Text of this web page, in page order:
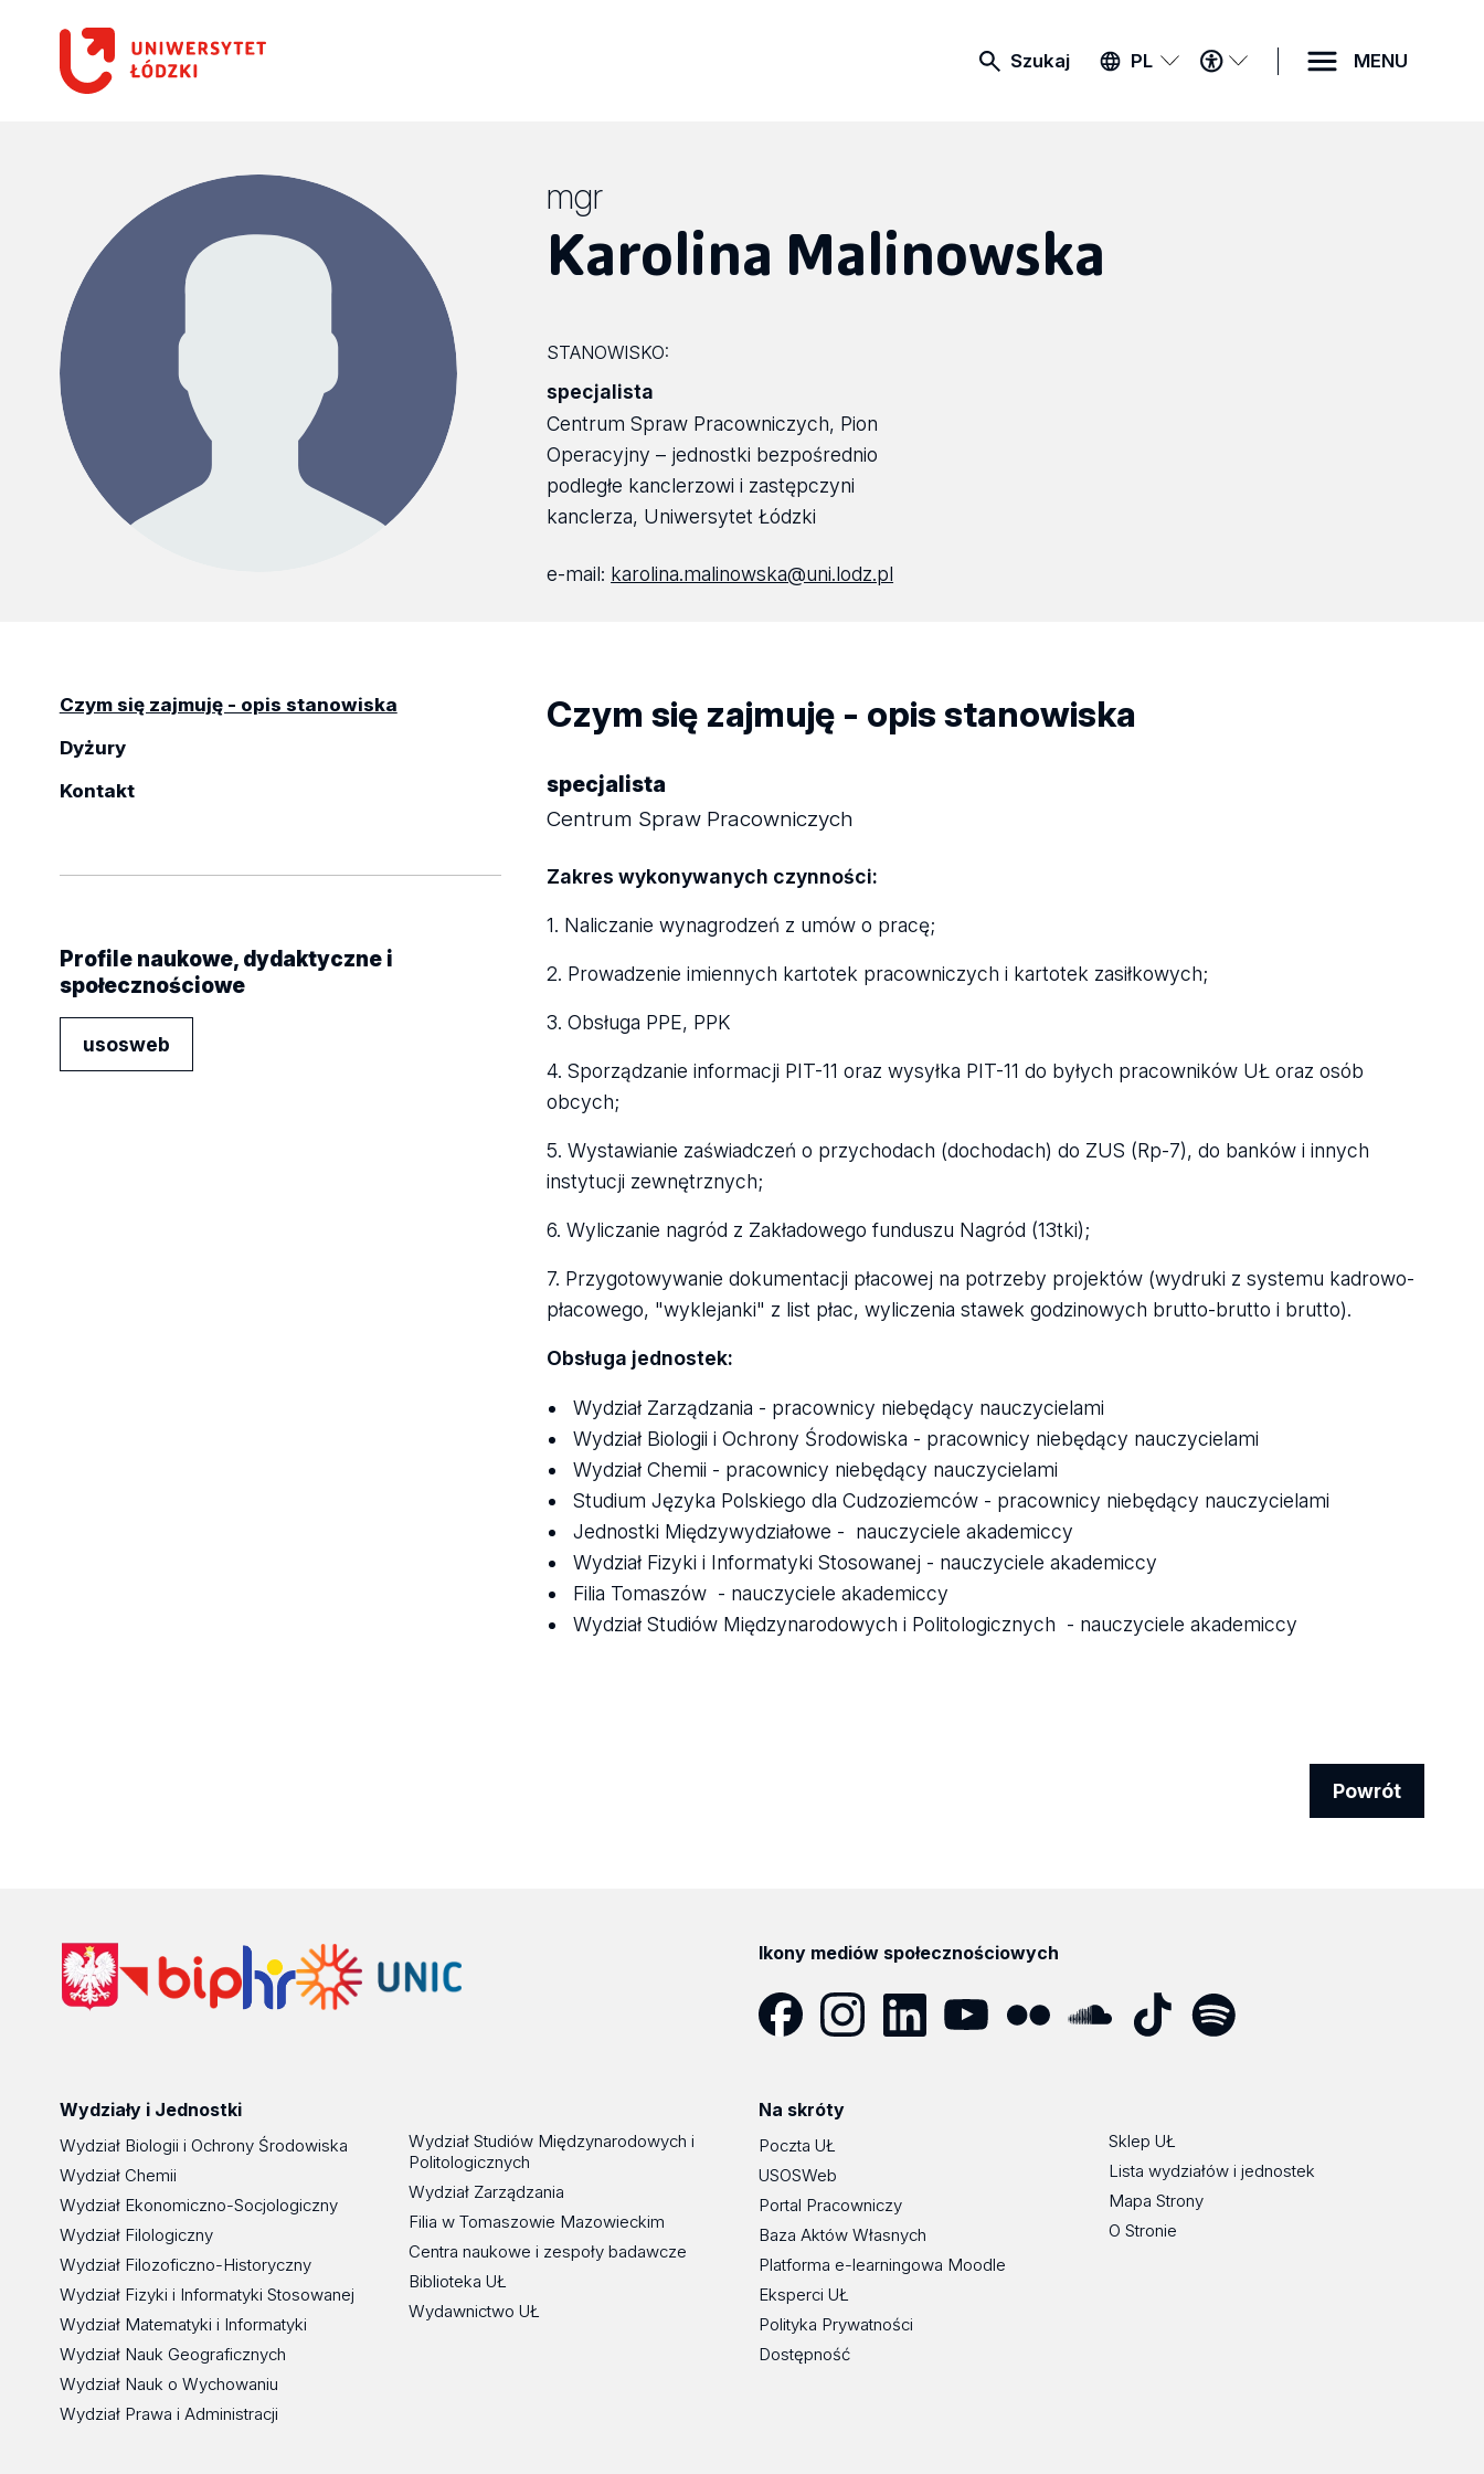
Szukaj PL
MENU
DOSTĘPNOŚCI
MENU
mgr
Karolina Malinowska
STANOWISKO:
specjalista
Centrum Spraw Pracowniczych, Pion
Operacyjny – jednostki bezpośrednio
podległe kanclerzowi i zastępczyni
kanclerza, Uniwersytet Łódzki
e-mail: karolina.malinowska@uni.lodz.pl
Czym się zajmuję - opis stanowiska
Dyżury
Kontakt
Profile naukowe, dydaktyczne i
społecznościowe
usosweb
Czym się zajmuję - opis stanowiska
specjalista
Centrum Spraw Pracowniczych
Zakres wykonywanych czynności:
1. Naliczanie wynagrodzeń z umów o pracę;
2. Prowadzenie imiennych kartotek pracowniczych i kartotek zasiłkowych;
3. Obsługa PPE, PPK
4. Sporządzanie informacji PIT-11 oraz wysyłka PIT-11 do byłych pracowników UŁ oraz osób
obcych;
5. Wystawianie zaświadczeń o przychodach (dochodach) do ZUS (Rp-7), do banków i innych
instytucji zewnętrznych;
6. Wyliczanie nagród z Zakładowego funduszu Nagród (13tki);
7. Przygotowywanie dokumentacji płacowej na potrzeby projektów (wydruki z systemu kadrowo-
płacowego, "wyklejanki" z list płac, wyliczenia stawek godzinowych brutto-brutto i brutto).
Obsługa jednostek:
Wydział Zarządzania - pracownicy niebędący nauczycielami
Wydział Biologii i Ochrony Środowiska - pracownicy niebędący nauczycielami
Wydział Chemii - pracownicy niebędący nauczycielami
Studium Języka Polskiego dla Cudzoziemców - pracownicy niebędący nauczycielami
Jednostki Międzywydziałowe - nauczyciele akademiccy
Wydział Fizyki i Informatyki Stosowanej - nauczyciele akademiccy
Filia Tomaszów - nauczyciele akademiccy
Wydział Studiów Międzynarodowych i Politologicznych - nauczyciele akademiccy
Powrót
Ikony mediów społecznościowych
Wydziały i Jednostki
Wydział Biologii i Ochrony Środowiska
Wydział Chemii
Wydział Ekonomiczno-Socjologiczny
Wydział Filologiczny
Wydział Filozoficzno-Historyczny
Wydział Fizyki i Informatyki Stosowanej
Wydział Matematyki i Informatyki
Wydział Nauk Geograficznych
Wydział Nauk o Wychowaniu
Wydział Prawa i Administracji
Wydział Studiów Międzynarodowych i
Politologicznych
Wydział Zarządzania
Filia w Tomaszowie Mazowieckim
Centra naukowe i zespoły badawcze
Biblioteka UŁ
Wydawnictwo UŁ
Na skróty
Poczta UŁ
USOSWeb
Portal Pracowniczy
Baza Aktów Własnych
Platforma e-learningowa Moodle
Eksperci UŁ
Polityka Prywatności
Dostępność
Sklep UŁ
Lista wydziałów i jednostek
Mapa Strony
O Stronie